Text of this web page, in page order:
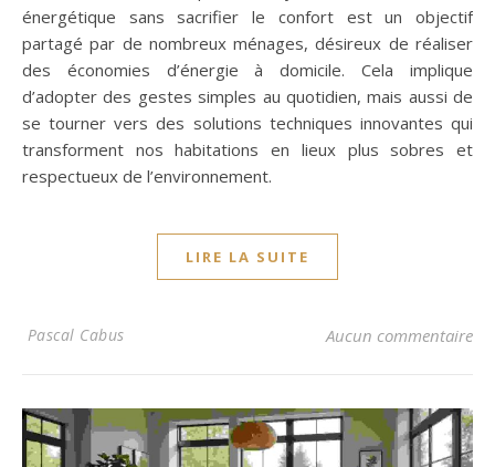
énergétique sans sacrifier le confort est un objectif
partagé par de nombreux ménages, désireux de réaliser
des économies d’énergie à domicile. Cela implique
d’adopter des gestes simples au quotidien, mais aussi de
se tourner vers des solutions techniques innovantes qui
transforment nos habitations en lieux plus sobres et
respectueux de l’environnement.
LIRE LA SUITE
Pascal Cabus Aucun commentaire